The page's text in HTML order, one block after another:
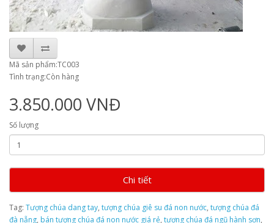
Mã sản phẩm:TC003
Tình trạng:Còn hàng
3.850.000 VNĐ
Số lượng
Chi tiết
Tag: Tượng chúa dang tay, tượng chúa giê su đá non nước, tượng chúa đá
đà nẵng, bán tượng chúa đá non nước giá rẻ, tượng chúa đá ngũ hành sơn,